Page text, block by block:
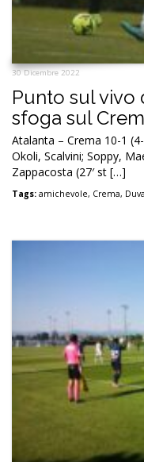
30 Dicembre 2022
Punto sul vivo
sfoga sul
Atalanta – Crema 10-1
Okoli, Scalvini; Soppy,
Zappacosta (27′ st […]
Tags: amichevole, Crema,